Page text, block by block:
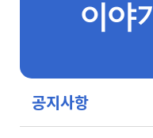
이야기
공지사항